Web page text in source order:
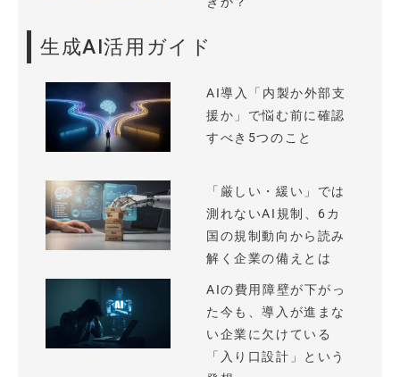
生成AI活用ガイド
AI導入「内製か外部支
援か」で悩む前に確認
すべき5つのこと
「厳しい・緩い」では
測れないAI規制、6カ
国の規制動向から読み
解く企業の備えとは
AIの費用障壁が下がっ
た今も、導入が進まな
い企業に欠けている
「入り口設計」という